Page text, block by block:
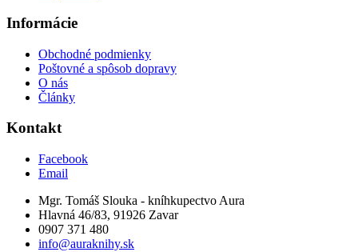
Informácie
Obchodné podmienky
Poštovné a spôsob dopravy
O nás
Články
Kontakt
Facebook
Email
Mgr. Tomáš Slouka - kníhkupectvo Aura
Hlavná 46/83, 91926 Zavar
0907 371 480
info@auraknihy.sk